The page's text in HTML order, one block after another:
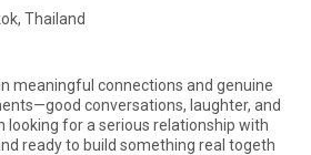
Thailand
meaningful connections and genuine
conversations, laughter, and
looking for a serious relationship with
ready to build something real togeth